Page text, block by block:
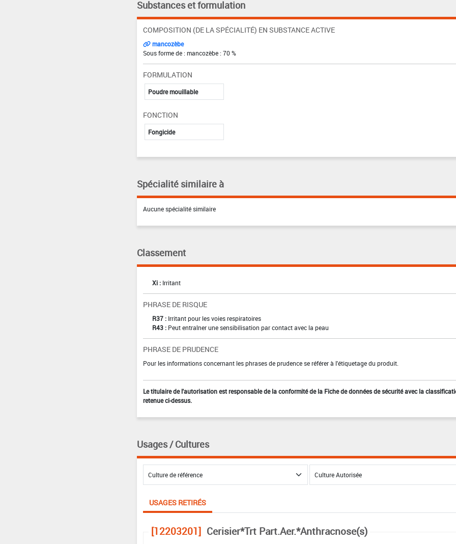
Substances et formulation
COMPOSITION (DE LA SPÉCIALITÉ) EN SUBSTANCE ACTIVE
mancozèbe
Sous forme de : mancozèbe : 70 %
FORMULATION
Poudre mouillable
FONCTION
Fongicide
Spécialité similaire à
Aucune spécialité similaire
Classement
Xi : Irritant
PHRASE DE RISQUE
R37 : Irritant pour les voies respiratoires
R43 : Peut entraîner une sensibilisation par contact avec la peau
PHRASE DE PRUDENCE
Pour les informations concernant les phrases de prudence se référer à l'étiquetage du produit.
Le titulaire de l'autorisation est responsable de la conformité de la Fiche de données de sécurité avec la
retenue ci-dessus.
Usages / Cultures
USAGES RETIRÉS
[12203201] Cerisier*Trt Part.Aer.*Anthracnose(s)